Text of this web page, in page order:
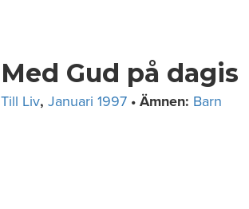
Med Gud på dagis
Till Liv, Januari 1997 • Ämnen: Barn